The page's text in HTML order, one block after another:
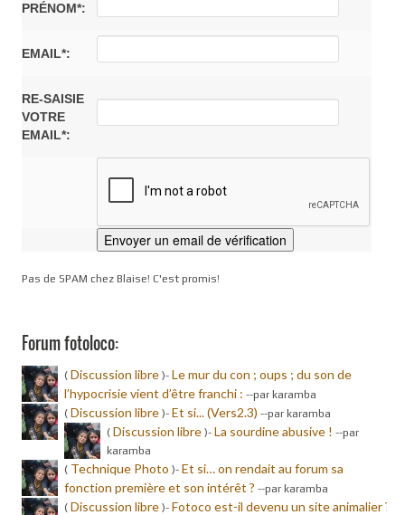
PRÉNOM*:
EMAIL*:
RE-SAISIE
VOTRE
EMAIL*:
Pas de SPAM chez Blaise! C'est promis!
Forum fotoloco:
( Discussion libre )- Le mur du con ; oups ; du son de
l’hypocrisie vient d’être franchi : --par karamba
( Discussion libre )- Et si... (Vers2.3) --par karamba
( Discussion libre )- La sourdine abusive ! --par
karamba
( Technique Photo )- Et si… on rendait au forum sa
fonction première et son intérêt ? --par karamba
( Discussion libre )- Fotoco est-il devenu un site animalier ?